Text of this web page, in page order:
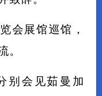
会展馆巡馆，
。
别会见茹曼加